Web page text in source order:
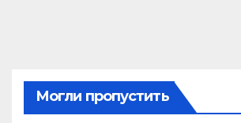
Могли пропустить